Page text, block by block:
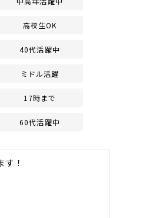
高校生OK
40代活躍中
ミドル活躍
17時まで
60代活躍中
！